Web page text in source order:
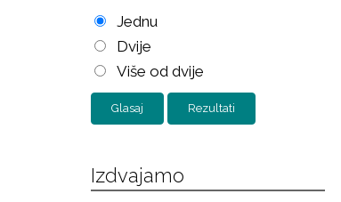
Jednu
Dvije
Više od dvije
Rezultati
Izdvajamo